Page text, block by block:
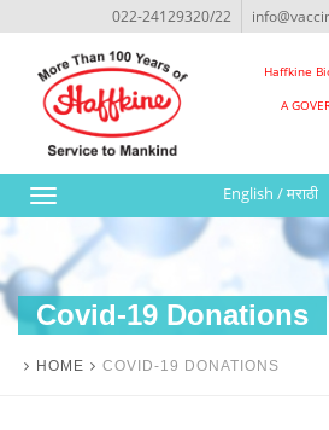
022-24129320/22
Haffkine
A
Toggle
navigation
English /मराठी
Covid-19 Donations
HOME COVID-19 DONATIONS